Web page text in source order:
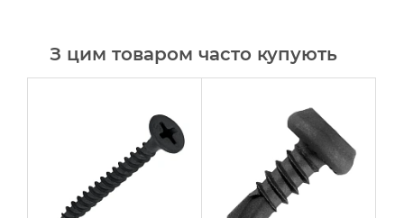
З цим товаром часто купують